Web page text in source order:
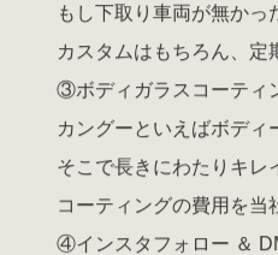
もし下取り車両が無かっ
カスタムはもちろん、定
③ボディガラスコーティ
カングーといえばボディ
そこで長きにわたりキレ
コーティングの費用を当
④インスタフォロー ＆